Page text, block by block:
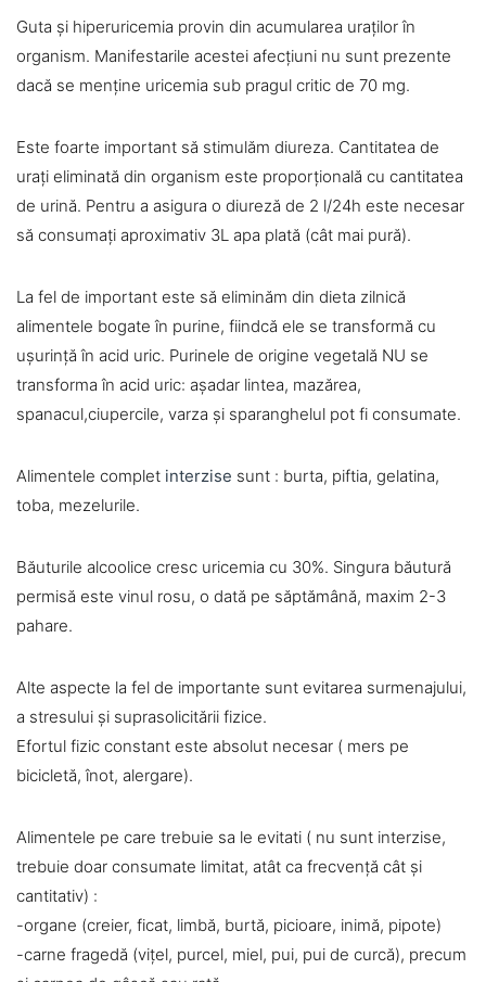
Guta și hiperuricemia provin din acumularea uraților în
organism. Manifestarile acestei afecțiuni nu sunt prezente
dacă se menține uricemia sub pragul critic de 70 mg.
Este foarte important să stimulăm diureza. Cantitatea de
urați eliminată din organism este proporțională cu cantitatea
de urină. Pentru a asigura o diureză de 2 l/24h este necesar
să consumați aproximativ 3L apa plată (cât mai pură).
La fel de important este să eliminăm din dieta zilnică
alimentele bogate în purine, fiindcă ele se transformă cu
ușurință în acid uric. Purinele de origine vegetală NU se
transforma în acid uric: așadar lintea, mazărea,
spanacul,ciupercile, varza și sparanghelul pot fi consumate.
Alimentele complet interzise sunt : burta, piftia, gelatina,
toba, mezelurile.
Băuturile alcoolice cresc uricemia cu 30%. Singura băutură
permisă este vinul rosu, o dată pe săptămână, maxim 2-3
pahare.
Alte aspecte la fel de importante sunt evitarea surmenajului,
a stresului și suprasolicitării fizice.
Efortul fizic constant este absolut necesar ( mers pe
bicicletă, înot, alergare).
Alimentele pe care trebuie sa le evitati ( nu sunt interzise,
trebuie doar consumate limitat, atât ca frecvență cât și
cantitativ) :
-organe (creier, ficat, limbă, burtă, picioare, inimă, pipote)
-carne fragedă (vițel, purcel, miel, pui, pui de curcă), precum